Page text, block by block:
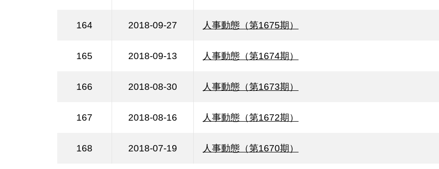
164 2018-09-27 人事動態（第1675期）
165 2018-09-13 人事動態（第1674期）
166 2018-08-30 人事動態（第1673期）
167 2018-08-16 人事動態（第1672期）
168 2018-07-19 人事動態（第1670期）